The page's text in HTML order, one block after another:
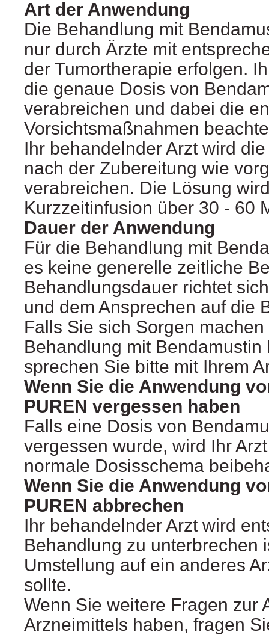
Art der Anwendung
Die Behandlung mit
nur durch Ärzte mit
der Tumortherapie erfolgen.
die genaue Dosis von
verabreichen und dabei die
Vorsichtsmaßnahmen
Ihr behandelnder Arzt wird
nach der Zubereitung wie
verabreichen. Die Lösung
Kurzzeitinfusion über 30 - 60
Dauer der Anwendung
Für die Behandlung mit
es keine generelle zeitliche
Behandlungsdauer richtet
und dem Ansprechen auf die
Falls Sie sich Sorgen
Behandlung mit Bendamustin
sprechen Sie bitte mit Ihrem
Wenn Sie die Anwendung
PUREN vergessen haben
Falls eine Dosis von
vergessen wurde, wird Ihr
normale Dosisschema
Wenn Sie die Anwendung
PUREN abbrechen
Ihr behandelnder Arzt wird
Behandlung zu unterbrechen
Umstellung auf ein anderes
sollte.
Wenn Sie weitere Fragen zur
Arzneimittels haben, fragen